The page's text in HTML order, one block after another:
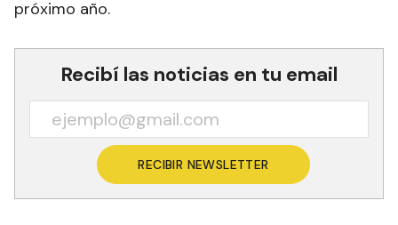
próximo año.
Recibí las noticias en tu email
RECIBIR NEWSLETTER